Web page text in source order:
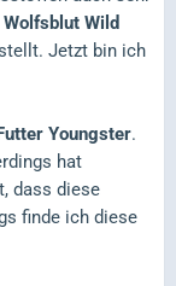
Wild
Jetzt bin ich
Youngster.
hat
dass diese
finde ich diese